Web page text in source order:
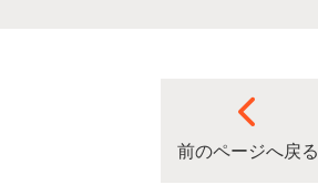
前のページへ戻る